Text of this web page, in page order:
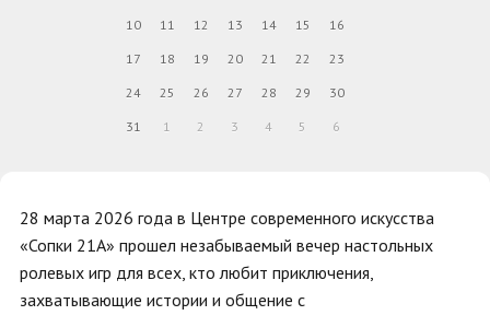
28 марта 2026 года в Центре современного искусства
«Сопки 21А» прошел незабываемый вечер настольных
ролевых игр для всех, кто любит приключения,
захватывающие истории и общение с
10 11 12 13 14 15 16
17 18 19 20 21 22 23
24 25 26 27 28 29 30
31 1 2 3 4 5 6